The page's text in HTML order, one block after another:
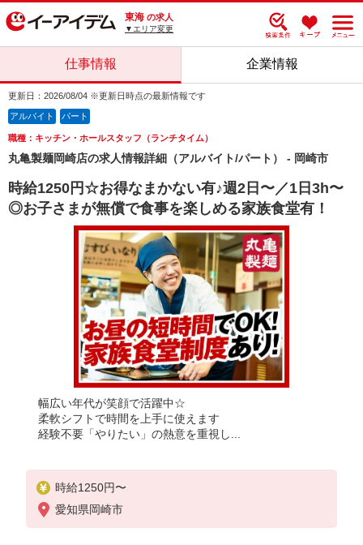
東海 の求人
▼エリア変更
仕事情報 企業情報
更新日：2026/08/04 ※更新日時点の最新情報です
アルバイト パート
職種：キッチン・ホールスタッフ（ランチタイム）
丸亀製麺岡崎店の求人情報詳細（アルバイト/パート） - 岡崎市
時給1250円☆お得なまかない有♪週2日〜／1日3h〜
◎お子さまが無償で食事を楽しめる家族食堂有！
幅広い年代が笑顔で活躍中☆
柔軟シフトで時間を上手に使えます
経験不要「やりたい」の熱意を重視し...
時給1250円〜
愛知県岡崎市